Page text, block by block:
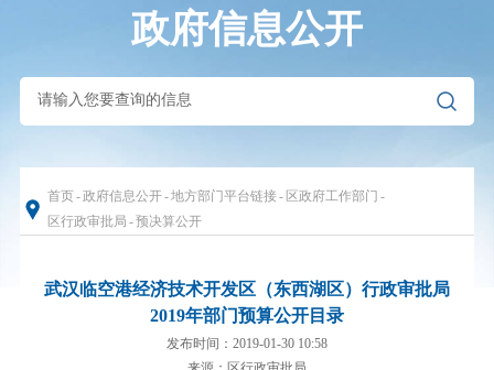
政府信息公开
首页-政府信息公开-地方部门平台链接- 区政府工作部门 -
区行政审批局 -预决算公开
武汉临空港经济技术开发区（东西湖区）行政审批局
2019年部门预算公开目录
发布时间：2019-01-30 10:58